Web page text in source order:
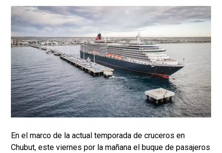
En el marco de la actual temporada de cruceros en
Chubut, este viernes por la mañana el buque de pasajeros